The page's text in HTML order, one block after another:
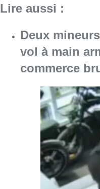
Lire aussi :
Deux
vol à main
commerce